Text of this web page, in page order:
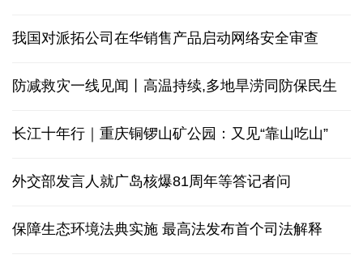
我国对派拓公司在华销售产品启动网络安全审查
防减救灾一线见闻丨高温持续,多地旱涝同防保民生
长江十年行｜重庆铜锣山矿公园：又见“靠山吃山”
外交部发言人就广岛核爆81周年等答记者问
保障生态环境法典实施 最高法发布首个司法解释